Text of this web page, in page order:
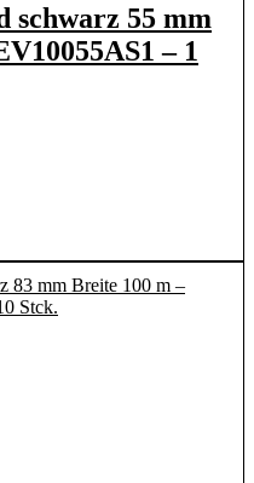
schwarz 55 mm
– 1